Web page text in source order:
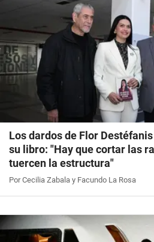
Los dardos de Flor
su libro: "Hay que cortar las
tuercen la estructura"
Por Cecilia Zabala y Facundo La Rosa